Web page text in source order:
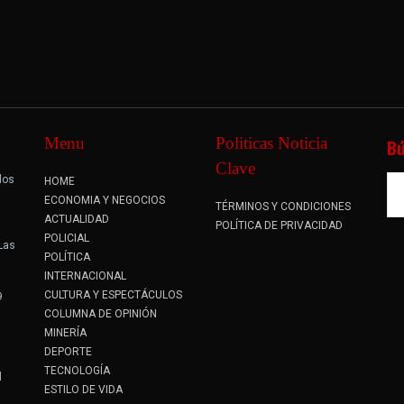
Menu
HOME
ECONOMIA Y NEGOCIOS
ACTUALIDAD
POLICIAL
POLÍTICA
INTERNACIONAL
CULTURA Y ESPECTÁCULOS
COLUMNA DE OPINIÓN
MINERÍA
DEPORTE
TECNOLOGÍA
ESTILO DE VIDA
Politicas Noticia
Clave
TÉRMINOS Y CONDICIONES
POLÍTICA DE PRIVACIDAD